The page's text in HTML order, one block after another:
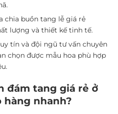
chia buồn tang lễ giá rẻ
lượng và thiết kế tinh tế.
tín và đội ngũ tư vấn chuyên
chọn được mẫu hoa phù hợp
đám tang giá rẻ ở
hàng nhanh?